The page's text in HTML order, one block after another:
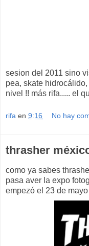
sesion del 2011 sino
pea, skate
nivel !! más rifa..... el
rifa en 9:16 No hay
thrasher
como ya sabes
pasa aver la expo
empezó el 23 de